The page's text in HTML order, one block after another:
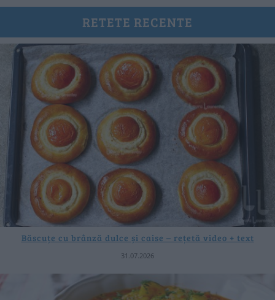
RETETE RECENTE
Băscuțe cu brânză dulce și caise – rețetă video + text
31.07.2026